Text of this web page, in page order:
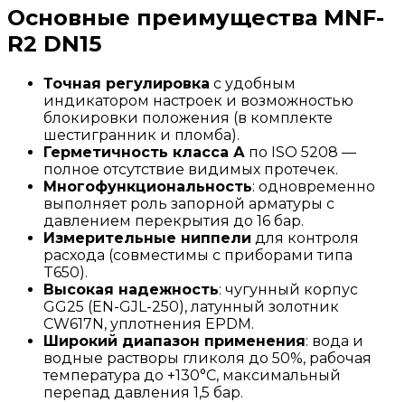
Основные преимущества MNF-
R2 DN15
Точная регулировка с удобным
индикатором настроек и возможностью
блокировки положения (в комплекте
шестигранник и пломба).
Герметичность класса А по ISO 5208 —
полное отсутствие видимых протечек.
Многофункциональность: одновременно
выполняет роль запорной арматуры с
давлением перекрытия до 16 бар.
Измерительные ниппели для контроля
расхода (совместимы с приборами типа
T650).
Высокая надежность: чугунный корпус
GG25 (EN-GJL-250), латунный золотник
CW617N, уплотнения EPDM.
Широкий диапазон применения: вода и
водные растворы гликоля до 50%, рабочая
температура до +130°C, максимальный
перепад давления 1,5 бар.